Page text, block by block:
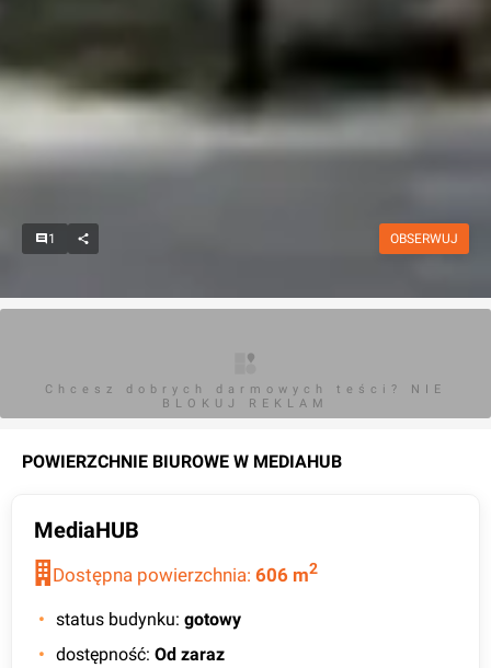
1 OBSERWUJ
Chcesz dobrych darmowych teści? NIE
BLOKUJ REKLAM
POWIERZCHNIE BIUROWE W MEDIAHUB
MediaHUB
Dostępna powierzchnia: 606 m2
status budynku: gotowy
dostępność: Od zaraz